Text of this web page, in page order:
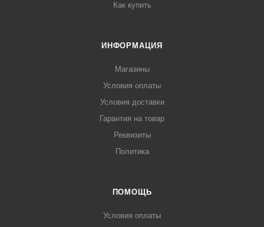
Как купить
ИНФОРМАЦИЯ
Магазины
Условия оплаты
Условия доставки
Гарантия на товар
Реквизиты
Политика
ПОМОЩЬ
Условия оплаты